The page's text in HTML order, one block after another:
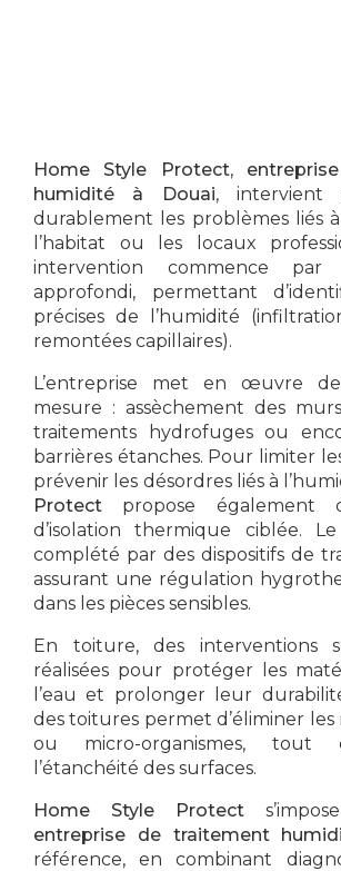
Home Style Protect,
humidité à Douai, intervient
durablement les problèmes liés
l’habitat ou les locaux
intervention commence par
approfondi, permettant
précises de l’humidité
remontées capillaires).
L’entreprise met en œuvre
mesure : assèchement des
traitements hydrofuges ou
barrières étanches. Pour limiter
prévenir les désordres liés à
Protect propose également
d’isolation thermique ciblée.
complété par des dispositifs de
assurant une régulation
dans les pièces sensibles.
En toiture, des interventions
réalisées pour protéger les
l’eau et prolonger leur
des toitures permet d’éliminer les
ou micro-organismes, tout
l’étanchéité des surfaces.
Home Style Protect
entreprise de traitement
référence, en combinant